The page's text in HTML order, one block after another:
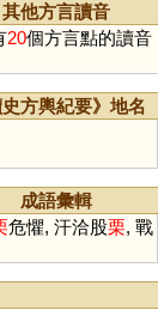
其他方言讀音
20個方言點的讀音
史方輿紀要》地名
成語彙輯
危懼, 汗洽股栗, 戰